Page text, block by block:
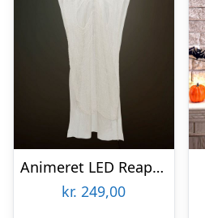
Animeret LED Reaper Hvid
kr. 249,00